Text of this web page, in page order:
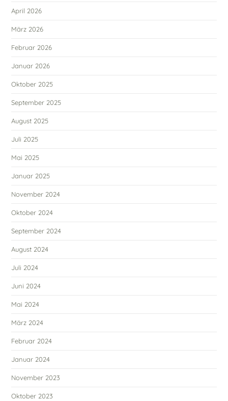
April 2026
März 2026
Februar 2026
Januar 2026
Oktober 2025
September 2025
August 2025
Juli 2025
Mai 2025
Januar 2025
November 2024
Oktober 2024
September 2024
August 2024
Juli 2024
Juni 2024
Mai 2024
März 2024
Februar 2024
Januar 2024
November 2023
Oktober 2023